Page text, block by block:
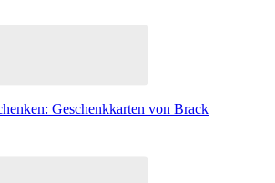
Geschenkkarten von Brack